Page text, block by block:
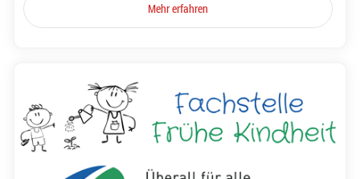
Mehr erfahren